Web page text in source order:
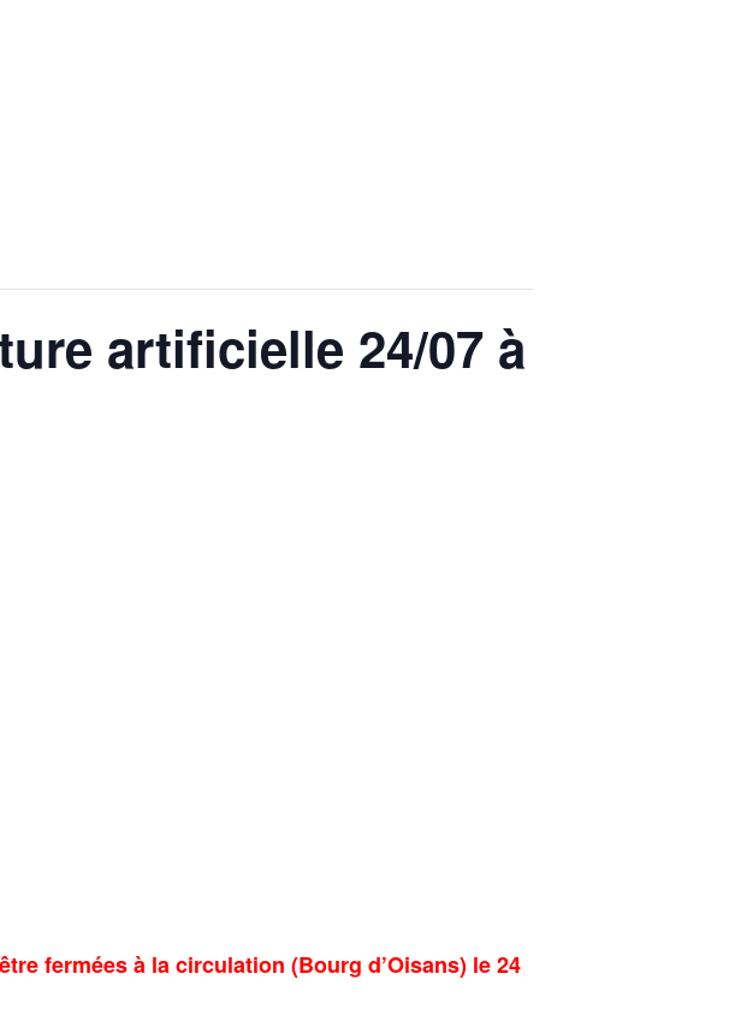
artificielle 24/07 à
fermées à la circulation (Bourg d’Oisans) le 24